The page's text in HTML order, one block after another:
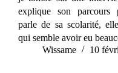
explique son parcours
parle de sa scolarité,
qui semble avoir eu
Wissame
10